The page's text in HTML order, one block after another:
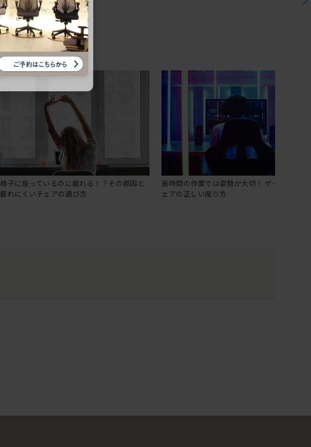
椅子に座っているのに疲れる！？その原因と
疲れにくいチェアの選び方
長時間の作業では姿勢が大切！ ゲーミングチ
ェアの正しい座り方